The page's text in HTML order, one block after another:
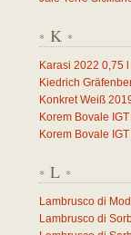
* K *
Karasi 2022 0,75
Kiedrich
Konkret Weiß
Korem Bovale
Korem Bovale
* L *
Lambrusco di
Lambrusco di